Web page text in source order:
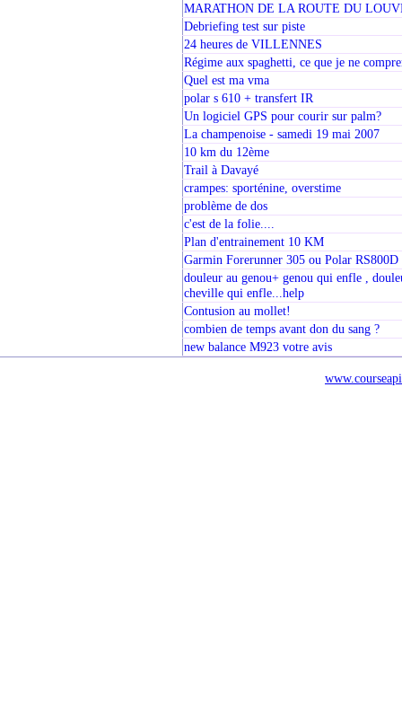
MARATHON DE LA ROUTE DU
Debriefing test sur piste
24 heures de VILLENNES
Régime aux spaghetti, ce que je ne
Quel est ma vma
polar s 610 + transfert IR
Un logiciel GPS pour courir sur palm?
La champenoise - samedi 19 mai 2007
10 km du 12ème
Trail à Davayé
crampes: sporténine, overstime
problème de dos
c'est de la folie....
Plan d'entrainement 10 KM
Garmin Forerunner 305 ou Polar RS800D
douleur au genou+ genou qui enfle ,
cheville qui enfle...help
Contusion au mollet!
combien de temps avant don du sang ?
new balance M923 votre avis